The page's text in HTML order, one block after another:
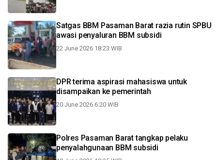
Satgas BBM Pasaman Barat razia rutin SPBU
awasi penyaluran BBM subsidi
22 June 2026 18:23 WIB
DPR terima aspirasi mahasiswa untuk
disampaikan ke pemerintah
20 June 2026 6:20 WIB
Polres Pasaman Barat tangkap pelaku
penyalahgunaan BBM subsidi